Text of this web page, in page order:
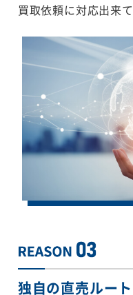
買取依頼に対応出来て
独自の直売ルート